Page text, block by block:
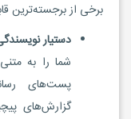
برخی از برجسته‌ترین
دستیار
شما را به
پست‌های